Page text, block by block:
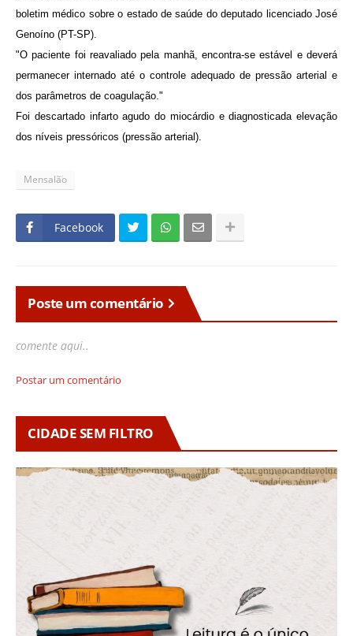
boletim médico sobre o estado de saúde do deputado licenciado José
Genoíno (PT-SP).
"O paciente foi reavaliado pela manhã, encontra-se estável e deverá
permanecer internado até o controle adequado de pressão arterial e
dos parâmetros de coagulação."
Foi descartado infarto agudo do miocárdio e diagnosticada elevação
dos níveis pressóricos (pressão arterial).
Mensalão
Facebook
Poste um comentário
comente aqui..
Postar um comentário
CIDADE SEM FILTRO